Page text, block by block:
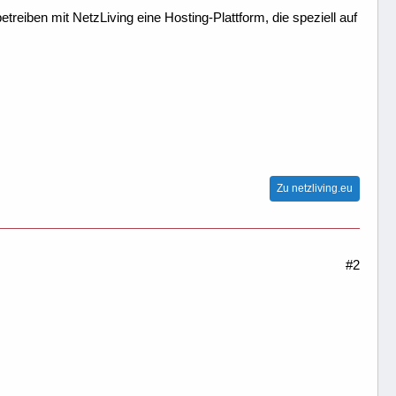
mit NetzLiving eine Hosting-Plattform, die speziell auf
Zu netzliving.eu
#2